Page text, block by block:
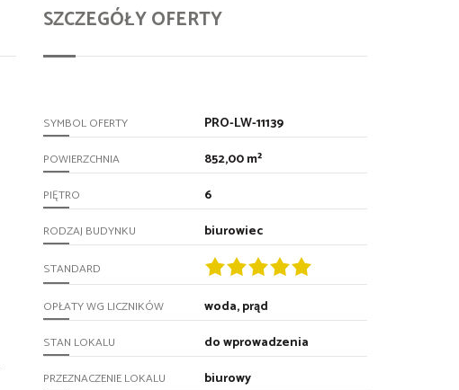
SZCZEGÓŁY OFERTY
SYMBOL OFERTY PRO-LW-11139
POWIERZCHNIA 852,00 m²
PIĘTRO 6
RODZAJ BUDYNKU biurowiec
STANDARD
OPŁATY WG LICZNIKÓW woda, prąd
STAN LOKALU do wprowadzenia
PRZEZNACZENIE LOKALU biurowy